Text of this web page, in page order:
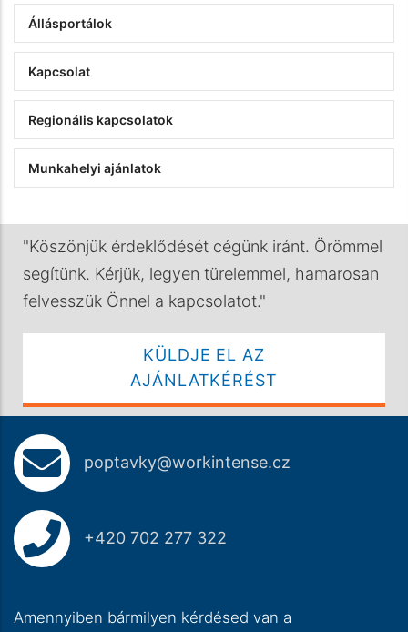
Állásportálok
Kapcsolat
Regionális kapcsolatok
Munkahelyi ajánlatok
"Köszönjük érdeklődését cégünk iránt. Örömmel
segítünk. Kérjük, legyen türelemmel, hamarosan
felvesszük Önnel a kapcsolatot."
KÜLDJE EL AZ
AJÁNLATKÉRÉST
poptavky@workintense.cz
+420 702 277 322
Amennyiben bármilyen kérdésed van a